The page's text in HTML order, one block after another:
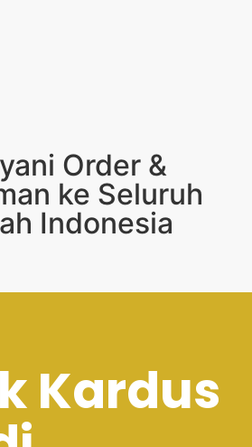
Order &
ke Seluruh
Indonesia
Kardus